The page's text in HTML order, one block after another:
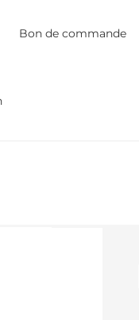
Bon de commande